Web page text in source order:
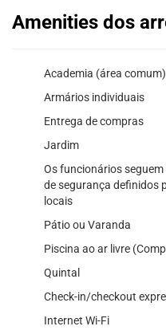
Amenities dos
Academia (área comum)
Armários individuais
Entrega de compras
Jardim
Os funcionários
de segurança definidos
locais
Pátio ou Varanda
Piscina ao ar livre
Quintal
Check-in/checkout
Internet Wi-Fi